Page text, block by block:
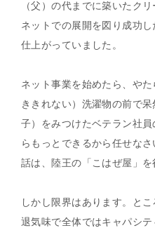
（父）の代までに築いたク
ネットでの展開を図り成功
仕上がっていました。
ネット事業を始めたら、や
ききれない）洗濯物の前で
子）をみつけたベテラン社
らもっとできるから任せな
話は、陸王の「こはぜ屋」を
しかし限界はあります。と
退気味で全体ではキャパシ